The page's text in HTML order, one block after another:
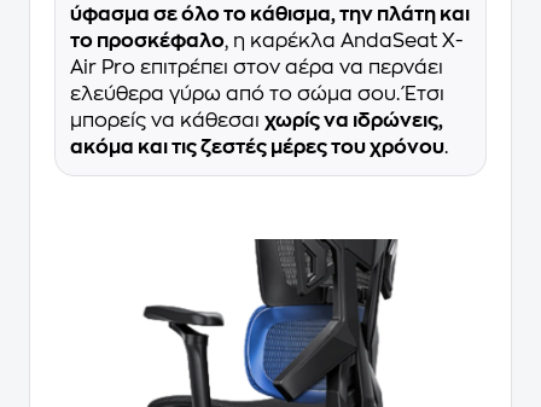
ύφασμα σε όλο το κάθισμα, την πλάτη και
το προσκέφαλο, η καρέκλα AndaSeat X-
Air Pro επιτρέπει στον αέρα να περνάει
ελεύθερα γύρω από το σώμα σου. Έτσι
μπορείς να κάθεσαι χωρίς να ιδρώνεις,
ακόμα και τις ζεστές μέρες του χρόνου.